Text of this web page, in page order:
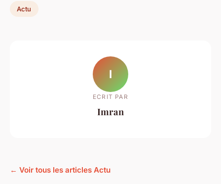
Actu
I
ECRIT PAR
Imran
← Voir tous les articles Actu